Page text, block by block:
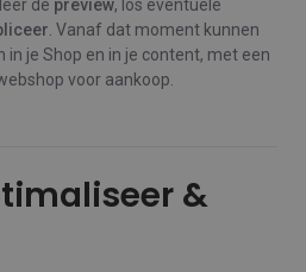
de preview, los eventuele
. Vanaf dat moment kunnen
je Shop en in je content, met een
voor aankoop.
&